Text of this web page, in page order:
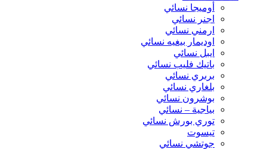
أوميجا نسائي
اجنر نسائي
ارمني نسائي
اوديمار بيغيه نسائي
ايبل نسائي
باتيك فليب نسائي
بربري نسائي
بلغاري نسائي
بوشرون نسائي
بياجية – نسائي
توري بورش نسائي
تيسوت
جوتشي نسائي